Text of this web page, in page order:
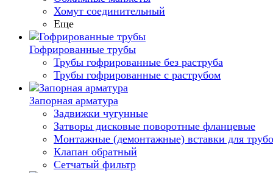
Хомут соединительный
Еще
Гофрированные трубы
Трубы гофрированные без раструба
Трубы гофрированные с раструбом
Запорная арматура
Задвижки чугунные
Затворы дисковые поворотные фланцевые
Монтажные (демонтажные) вставки для
Клапан обратный
Сетчатый фильтр